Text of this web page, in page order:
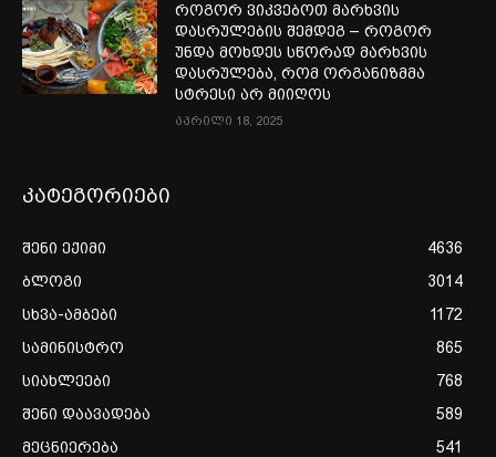
როგორ ვიკვებოთ მარხვის
დასრულების შემდეგ – როგორ
უნდა მოხდეს სწორად მარხვის
დასრულება, რომ ორგანიზმმა
სტრესი არ მიიღოს
აპრილი 18, 2025
კატეგორიები
შენი ექიმი
4636
ბლოგი
3014
სხვა-ამბები
1172
სამინისტრო
865
სიახლეები
768
შენი დაავადება
589
მეცნიერება
541